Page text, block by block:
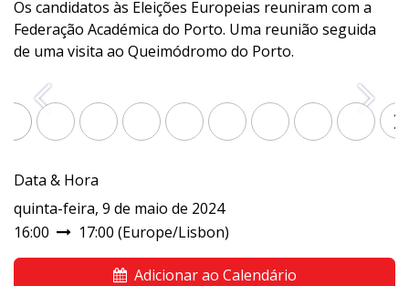
Os candidatos às Eleições Europeias reuniram com a
Federação Académica do Porto. Uma reunião seguida
de uma visita ao Queimódromo do Porto.
Anterior
Data & Hora
quinta-feira, 9 de maio de 2024
16:00
17:00 (Europe/Lisbon)
Adicionar ao Calendário